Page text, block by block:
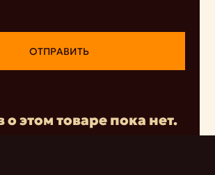
этом товаре пока нет.
ОТПРАВИТЬ